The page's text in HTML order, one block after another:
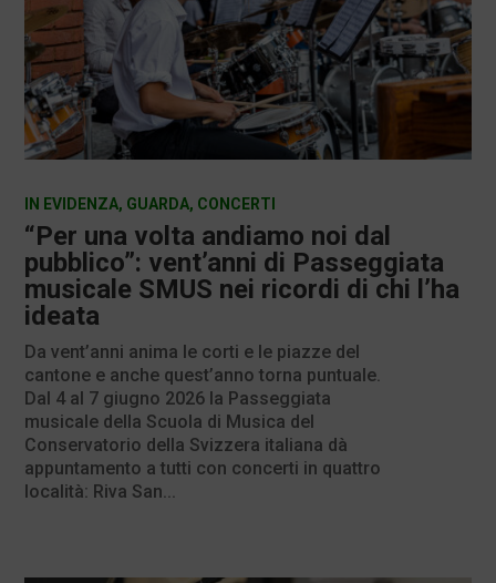
“Per una volta andiamo noi dal
pubblico”: vent’anni di Passeggiata
musicale SMUS nei ricordi di chi l’ha
ideata
IN EVIDENZA, GUARDA, CONCERTI
Da vent’anni anima le corti e le piazze del
cantone e anche quest’anno torna puntuale.
Dal 4 al 7 giugno 2026 la Passeggiata
musicale della Scuola di Musica del
Conservatorio della Svizzera italiana dà
appuntamento a tutti con concerti in quattro
località: Riva San...